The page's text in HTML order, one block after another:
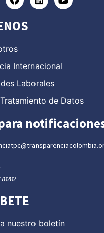
Internacional
Laborales
de Datos
nuestro boletín